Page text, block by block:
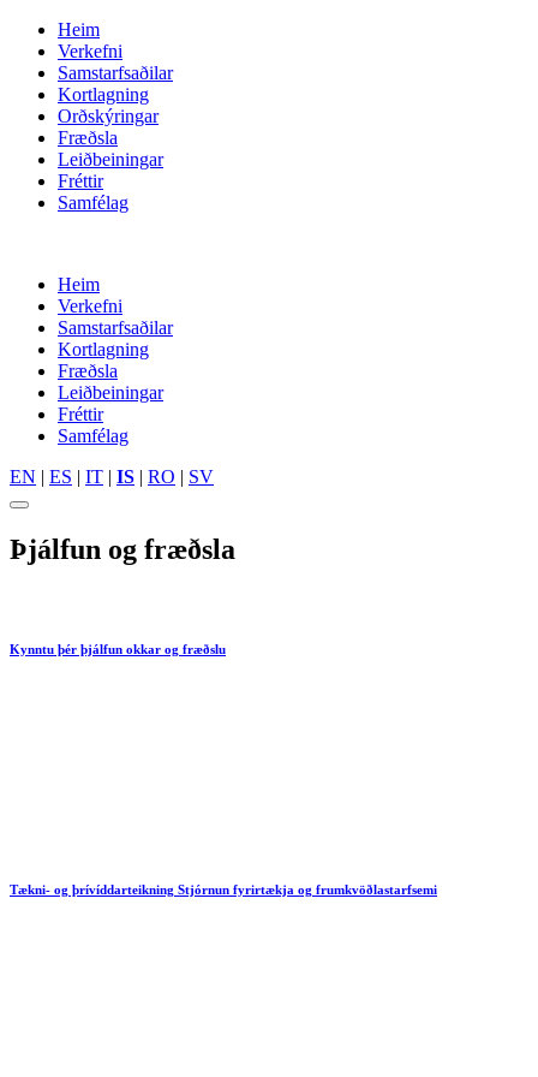
Heim
Verkefni
Samstarfsaðilar
Kortlagning
Orðskýringar
Fræðsla
Leiðbeiningar
Fréttir
Samfélag
Heim
Verkefni
Samstarfsaðilar
Kortlagning
Fræðsla
Leiðbeiningar
Fréttir
Samfélag
EN | ES | IT | IS | RO | SV
Þjálfun og fræðsla
Kynntu þér þjálfun okkar og fræðslu
Tækni- og þrívíddarteikning Stjórnun fyrirtækja og frumkvöðlastarfsemi